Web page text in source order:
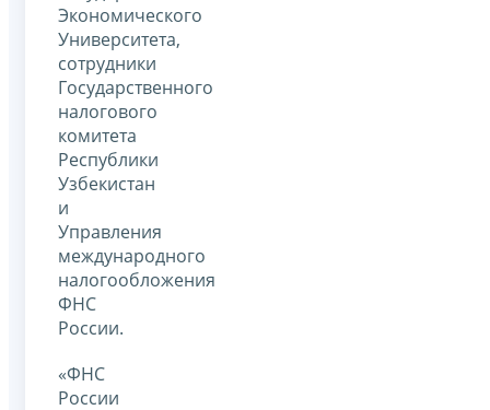
Экономического
Университета,
сотрудники
Государственного
налогового
комитета
Республики
Узбекистан
и
Управления
международного
налогообложения
ФНС
России.
«ФНС
России